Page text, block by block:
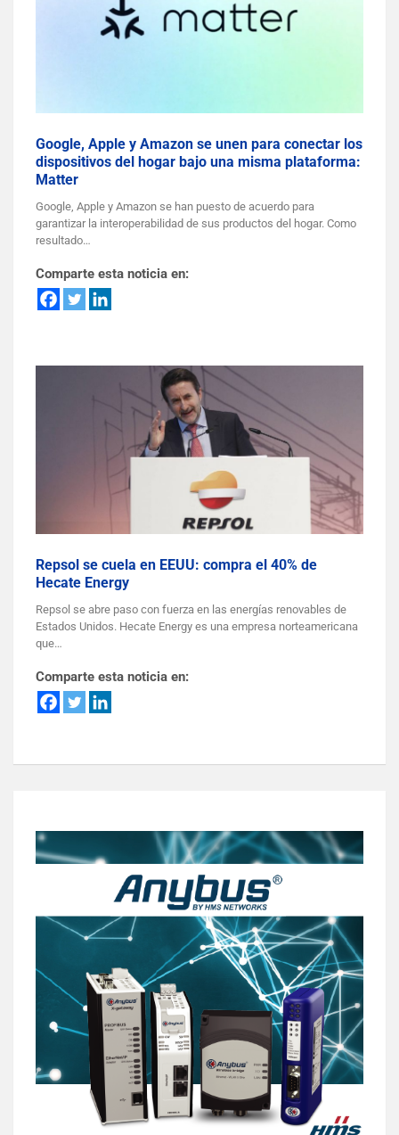
Google, Apple y Amazon se unen para conectar los
dispositivos del hogar bajo una misma plataforma:
Matter
Google, Apple y Amazon se han puesto de acuerdo para
garantizar la interoperabilidad de sus productos del hogar. Como
resultado…
Comparte esta noticia en:
Repsol se cuela en EEUU: compra el 40% de
Hecate Energy
Repsol se abre paso con fuerza en las energías renovables de
Estados Unidos. Hecate Energy es una empresa norteamericana
que…
Comparte esta noticia en: